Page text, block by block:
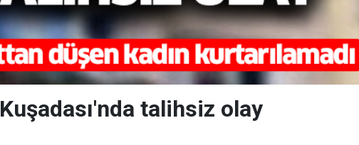
Kuşadası'nda talihsiz olay